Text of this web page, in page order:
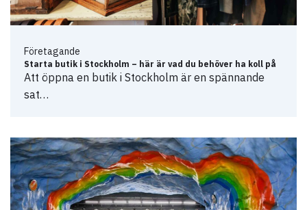
Företagande
Starta butik i Stockholm – här är vad du behöver ha koll på
Att öppna en butik i Stockholm är en spännande
sat…